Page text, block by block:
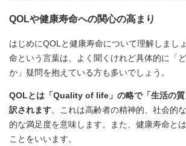
QOLや健康寿命への関心の高まり
はじめにQOLと健康寿命について理解しまし
命という言葉は、よく聞くけれど具体的に「
か」疑問を抱えている方も多いでしょう。
QOLとは「Quality of life」の略で「生活の質
訳されます。これは高齢者の精神的、社会的
的な満足度を意味します。また、健康寿命と
ことをいいます。